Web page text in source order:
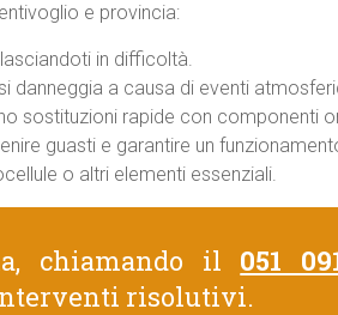
e provincia:
in difficoltà.
danneggia a causa di eventi
sostituzioni rapide con componenti
guasti e garantire un
o altri elementi essenziali.
chiamando il 051
risolutivi.